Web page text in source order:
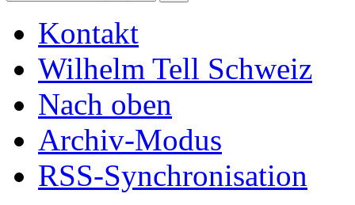
Kontakt
Wilhelm Tell Schweiz
Nach oben
Archiv-Modus
RSS-Synchronisation